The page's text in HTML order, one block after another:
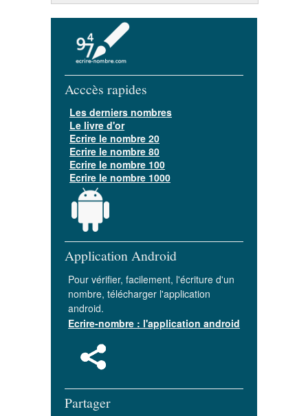
Acccès rapides
Les derniers nombres
Le livre d'or
Ecrire le nombre 20
Ecrire le nombre 80
Ecrire le nombre 100
Ecrire le nombre 1000
Application Android
Pour vérifier, facilement, l'écriture d'un
nombre, télécharger l'application
android.
Ecrire-nombre : l'application android
Partager